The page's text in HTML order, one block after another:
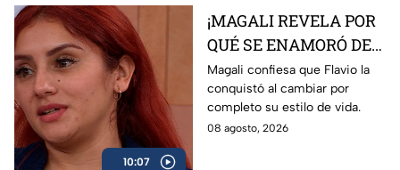
10:07
¡MAGALI REVELA POR
QUÉ SE ENAMORÓ DE
FLAVIO! Él la sacó de
trabajar y le dio una
nueva vida
Magali confiesa que Flavio la
conquistó al cambiar por
completo su estilo de vida.
08 agosto, 2026